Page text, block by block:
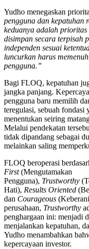
Yudho menegaskan
pengguna dan kepatuhan
keduanya adalah
disimpan secara terpisah
independen sesuai
luncurkan harus
pengguna.”
Bagi FLOQ, kepatuhan
jangka panjang.
pengguna baru memilih
teregulasi, sebuah fondasi
menentukan seiring
Melalui pendekatan
tidak dipandang sebagai
melainkan saling
FLOQ beroperasi
First(Mengutamakan
Pengguna), Trustworthy
Hati), Results Oriented
dan Courageous
perusahaan, Trustworthy
penghargaan ini: menjadi
menjalankan kepatuhan,
Yudho menambahkan
kepercayaan investor.